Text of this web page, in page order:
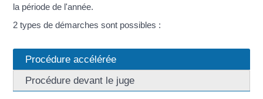
la période de l'année.
2 types de démarches sont possibles :
Procédure accélérée
Procédure devant le juge